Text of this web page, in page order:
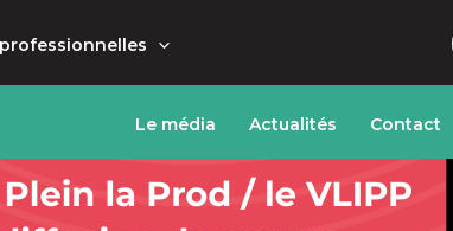
Le média Actualités Contact